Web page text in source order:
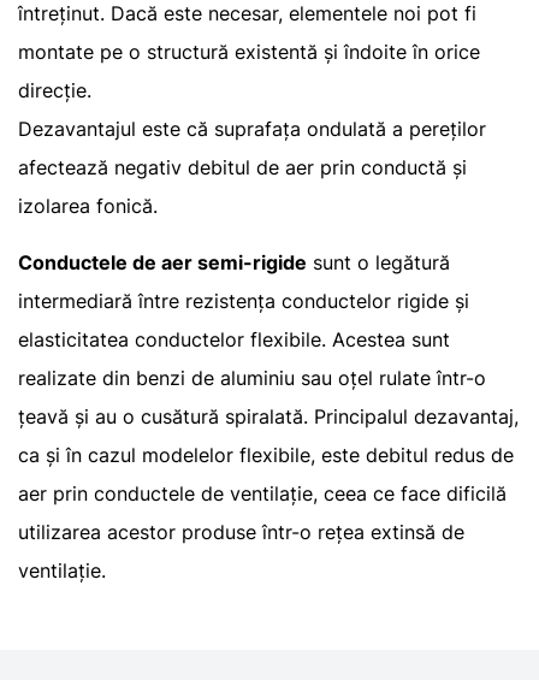
întreținut. Dacă este necesar, elementele noi pot fi
montate pe o structură existentă și îndoite în orice
direcție.
Dezavantajul este că suprafața ondulată a pereților
afectează negativ debitul de aer prin conductă și
izolarea fonică.
Conductele de aer semi-rigide sunt o legătură
intermediară între rezistența conductelor rigide și
elasticitatea conductelor flexibile. Acestea sunt
realizate din benzi de aluminiu sau oțel rulate într-o
țeavă și au o cusătură spiralată. Principalul dezavantaj,
ca și în cazul modelelor flexibile, este debitul redus de
aer prin conductele de ventilație, ceea ce face dificilă
utilizarea acestor produse într-o rețea extinsă de
ventilație.